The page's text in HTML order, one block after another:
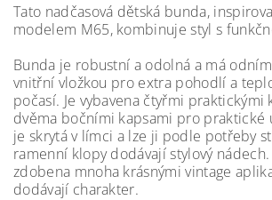
Tato nadčasová dětská bunda,
modelem M65, kombinuje styl s
Bunda je robustní a odolná a má
vnitřní vložkou pro extra pohodlí a
počasí. Je vybavena čtyřmi praktickými
dvěma bočními kapsami pro praktické
je skrytá v límci a lze ji podle potřeby
ramenní klopy dodávají stylový
zdobena mnoha krásnými vintage
dodávají charakter.